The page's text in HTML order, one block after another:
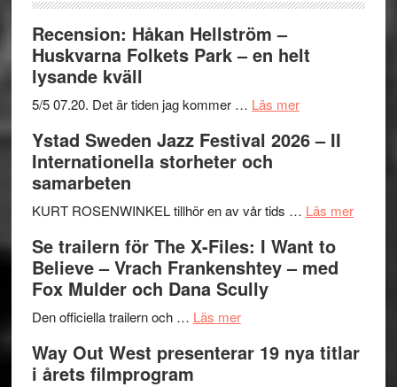
Recension: Håkan Hellström –
Huskvarna Folkets Park – en helt
lysande kväll
5/5 07.20. Det är tiden jag kommer … Läs merom
Håkan
Huskvarna
Park
–
kväll
Ystad Sweden Jazz Festival 2026 – II
Internationella storheter och
samarbeten
KURT ROSENWINKEL tillhör en av vår tids … Läs merom
II
Se trailern för The X-Files: I Want to
Believe – Vrach Frankenshtey – med
Fox Mulder och Dana Scully
Den officiella trailern och … Läs merom
trailern
Way Out West presenterar 19 nya titlar
i årets filmprogram